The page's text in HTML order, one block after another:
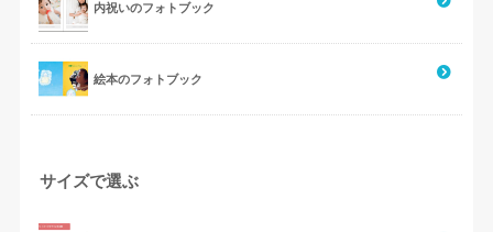
内祝いのフォトブック
絵本のフォトブック
サイズで選ぶ